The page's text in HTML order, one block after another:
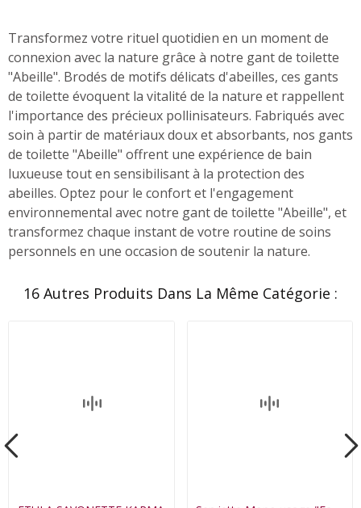
Transformez votre rituel quotidien en un moment de
connexion avec la nature grâce à notre gant de toilette
"Abeille". Brodés de motifs délicats d'abeilles, ces gants
de toilette évoquent la vitalité de la nature et rappellent
l'importance des précieux pollinisateurs. Fabriqués avec
soin à partir de matériaux doux et absorbants, nos gants
de toilette "Abeille" offrent une expérience de bain
luxueuse tout en sensibilisant à la protection des
abeilles. Optez pour le confort et l'engagement
environnemental avec notre gant de toilette "Abeille", et
transformez chaque instant de votre routine de soins
personnels en une occasion de soutenir la nature.
16 Autres Produits Dans La Même Catégorie :